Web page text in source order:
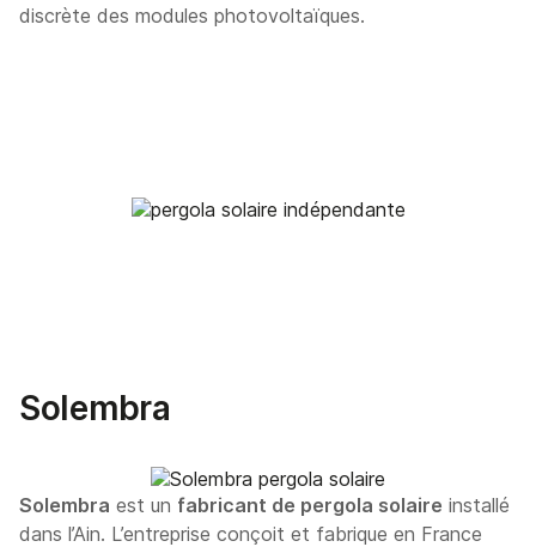
discrète des modules photovoltaïques.
Solembra
Solembra est un fabricant de pergola solaire installé
dans l’Ain. L’entreprise conçoit et fabrique en France